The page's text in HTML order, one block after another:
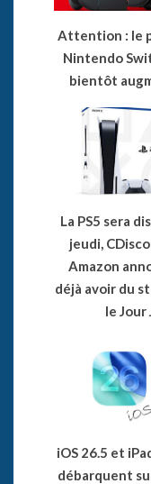
Attention : le
Nintendo
bientôt
La PS5 sera
jeudi,
Amazon
déjà avoir du
le Jour
iOS 26.5 et
débarquent